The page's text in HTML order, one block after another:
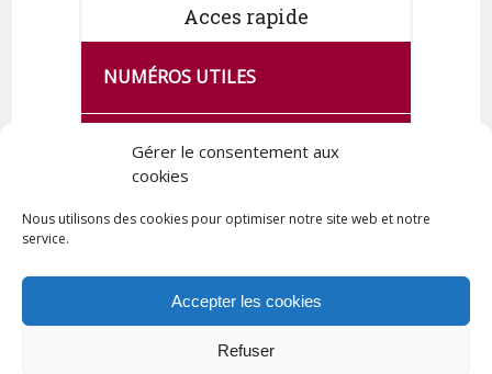
Gérer le consentement aux
cookies
Nous utilisons des cookies pour optimiser notre site web et notre
service.
Accepter les cookies
Refuser
Acces rapide
NUMÉROS UTILES
CA SE PASSE À FRANCE SERVICES
DE QUINGEY
Tous droits réservés © 2023 Commune de Quingey / Création -